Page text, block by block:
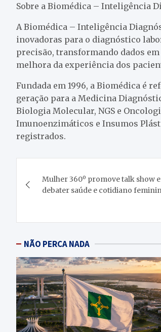
Sobre a Biomédica – Inteligência
A Biomédica – Inteligência
inovadoras para o diagnóstico
precisão, transformando dados
melhora da experiência dos
Fundada em 1996, a Biomédica é
geração para a Medicina
Biologia Molecular, NGS e
Imunoenzimáticos e Insumos
registrados.
de
Mulher 360º promove talk show
debater saúde e cotidiano
NÃO PERCA NADA